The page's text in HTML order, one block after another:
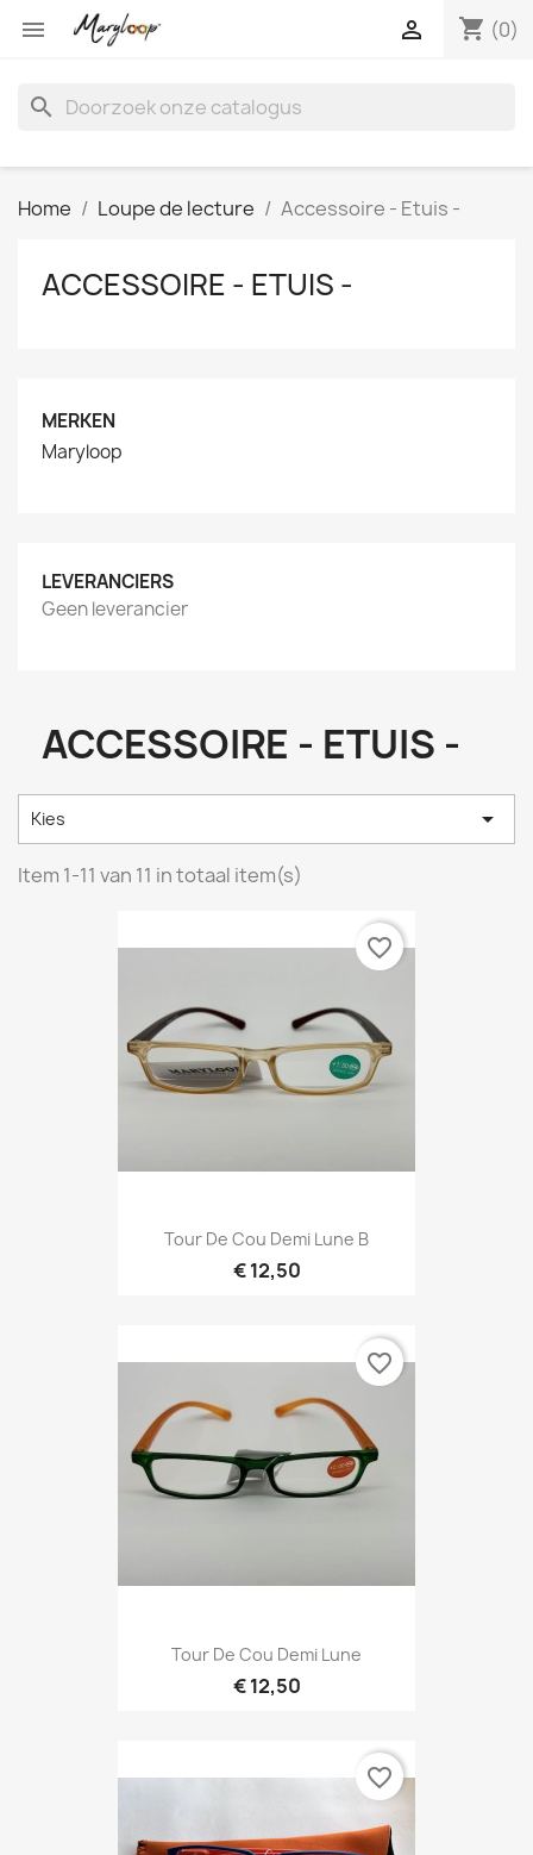
 shopping_cart (0)

search
Home Loupe de lecture Accessoire - Etuis -
ACCESSOIRE - ETUIS -
MERKEN
Maryloop
LEVERANCIERS
Geen leverancier
ACCESSOIRE - ETUIS -
Kies 
Item 1-11 van 11 in totaal item(s)
Tour De Cou Demi Lune B
€ 12,50
favorite_border
Tour De Cou Demi Lune
€ 12,50
favorite_border
favorite_border